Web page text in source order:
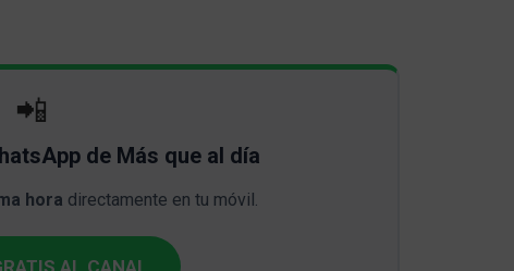
📲
de Más que al día
hora directamente en tu móvil.
AL CANAL